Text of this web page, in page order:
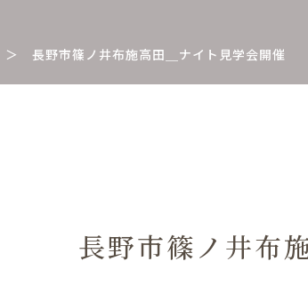
＞長野市篠ノ井布施高田＿ナイト見学会開催
長野市篠ノ井布